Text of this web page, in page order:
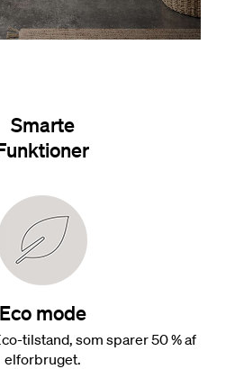
Smarte
Eco mode
tilstand, som sparer 50 % af
elforbruget.